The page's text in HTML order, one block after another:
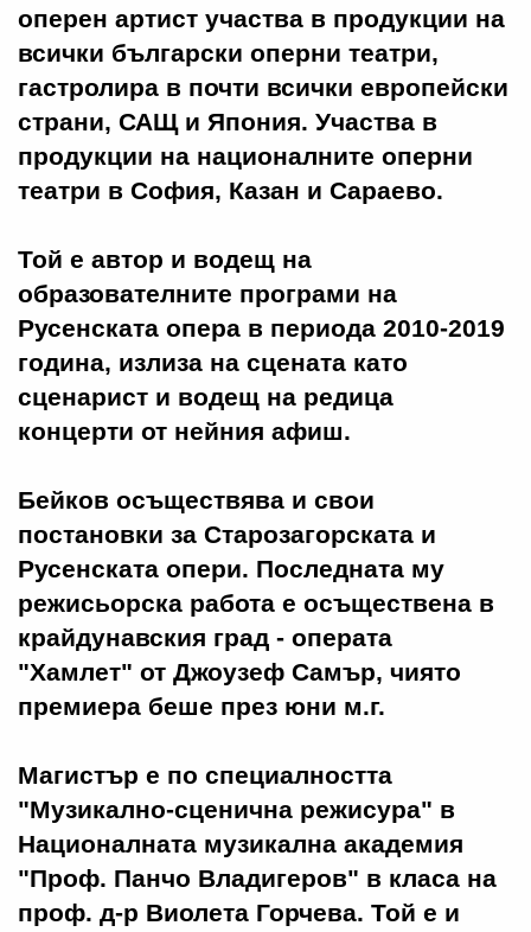
оперен артист участва в продукции на
всички български оперни театри,
гастролира в почти всички европейски
страни, САЩ и Япония. Участва в
продукции на националните оперни
театри в София, Казан и Сараево.
Той е автор и водещ на
образователните програми на
Русенската опера в периода 2010-2019
година, излиза на сцената като
сценарист и водещ на редица
концерти от нейния афиш.
Бейков осъществява и свои
постановки за Старозагорската и
Русенската опери. Последната му
режисьорска работа е осъществена в
крайдунавския град - операта
"Хамлет" от Джоузеф Самър, чиято
премиера беше през юни м.г.
Магистър е по специалността
"Музикално-сценична режисура" в
Националната музикална академия
"Проф. Панчо Владигеров" в класа на
проф. д-р Виолета Горчева. Той е и